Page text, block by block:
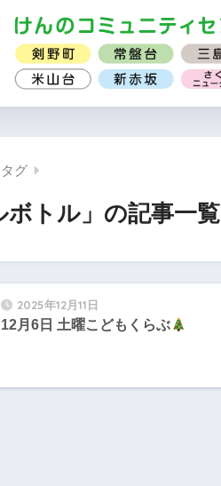
タグ
ボトル」の記事一覧
2025年12月11日
12月6日 土曜こどもくらぶ